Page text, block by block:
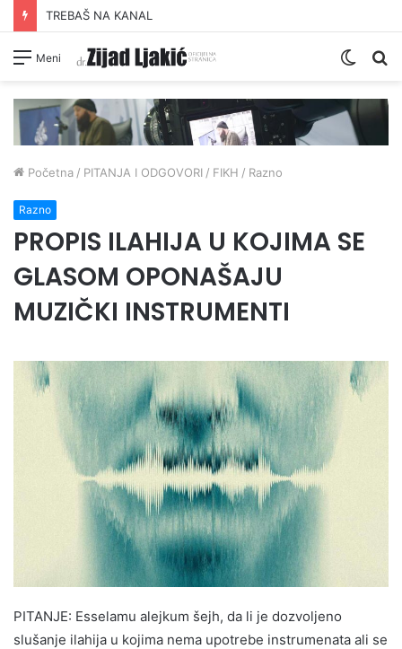
TREBAŠ NA KANAL
Meni
Switch
Početna / PITANJA I ODGOVORI / FIKH / Razno
Razno
PROPIS ILAHIJA U KOJIMA SE
GLASOM OPONAŠAJU
MUZIČKI INSTRUMENTI
PITANJE: Esselamu alejkum šejh, da li je dozvoljeno
slušanje ilahija u kojima nema upotrebe instrumenata ali se